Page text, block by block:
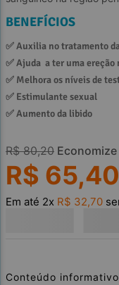
BENEFÍCIOS
✅ Auxilia no tratamento
✅ Ajuda  a ter uma ereção
✅ Melhora os níveis de
✅ Estimulante sexual
✅ Aumento da libido
R$ 80,20 Economize
R$ 65,40
Em até 2x R$ 32,70
Conteúdo